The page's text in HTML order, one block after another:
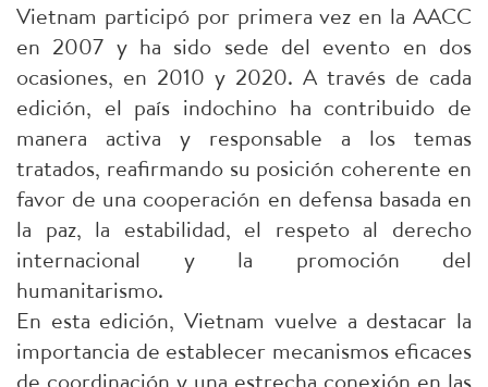
Vietnam participó por primera vez en la AACC
en 2007 y ha sido sede del evento en dos
ocasiones, en 2010 y 2020. A través de cada
edición, el país indochino ha contribuido de
manera activa y responsable a los temas
tratados, reafirmando su posición coherente en
favor de una cooperación en defensa basada en
la paz, la estabilidad, el respeto al derecho
internacional y la promoción del
humanitarismo.
En esta edición, Vietnam vuelve a destacar la
importancia de establecer mecanismos eficaces